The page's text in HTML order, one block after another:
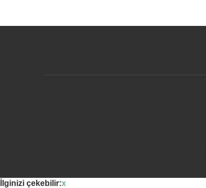
İlginizi çekebilir:x